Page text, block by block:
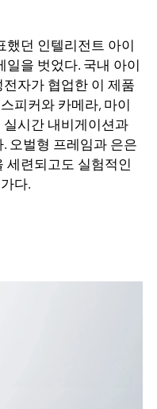
했던 인텔리전트 아이
을 벗었다. 국내 아이
자가 협업한 이 제품
피커와 카메라, 마이
시간 내비게이션과
오벌형 프레임과 은은
세련되고도 실험적인
다.